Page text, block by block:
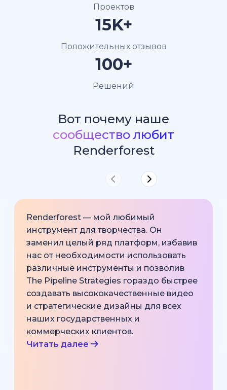
Проектов
15K+
Положительных отзывов
100+
Решений
Вот почему наше
сообщество любит
Renderforest
Renderforest — мой любимый
инструмент для творчества. Он
заменил целый ряд платформ, избавив
нас от необходимости использовать
различные инструменты и позволив
The Pipeline Strategies гораздо быстрее
создавать высококачественные видео
и стратегические дизайны для всех
наших государственных и
коммерческих клиентов.
Читать далее